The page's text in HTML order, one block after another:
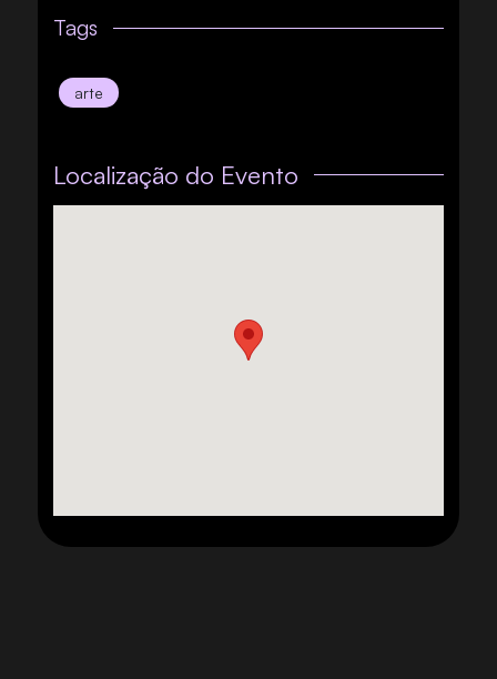
Tags
arte
Localização do Evento